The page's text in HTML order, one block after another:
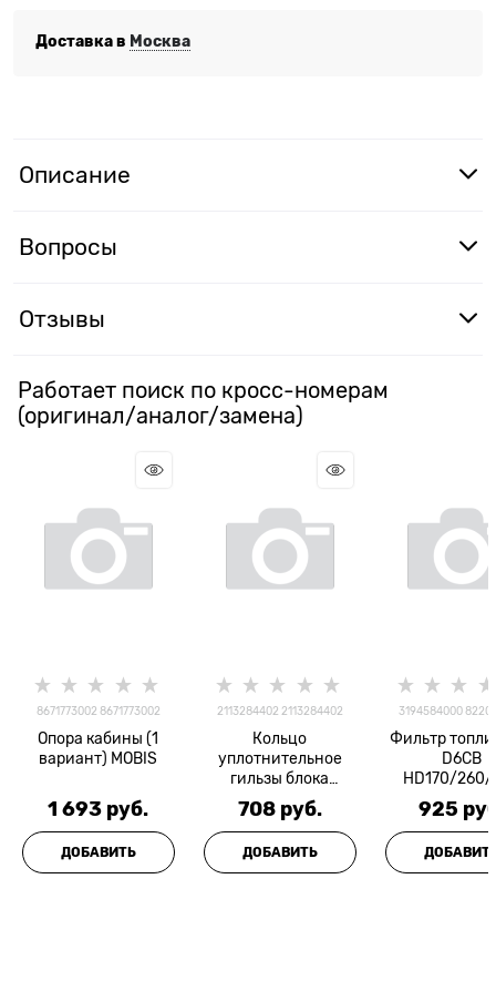
Доставка в Москва
Описание
Вопросы
Отзывы
Работает поиск по кросс-номерам
(оригинал/аналог/замена)
8671773002 8671773002
Опора кабины (1
вариант) MOBIS
1 693 руб.
ДОБАВИТЬ
2113284402 2113284402
Кольцо
уплотнительное
гильзы блока
цилиндров 1 D6CB
MOBIS
708 руб.
ДОБАВИТЬ
3194584000
Фильтр
D6CB
HD170/260/
STELLOX
925